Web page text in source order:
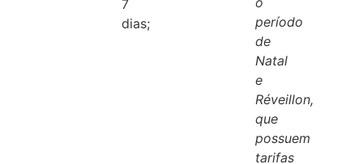
7
dias;
período
de
Natal
e
Réveillon,
que
possuem
tarifas